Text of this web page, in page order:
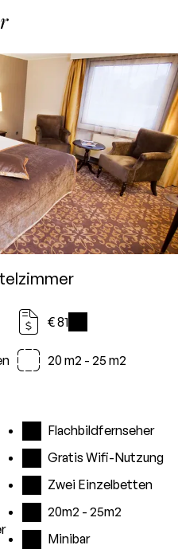
€ 81
20 m2 - 25 m2
Flachbildfernseher
Gratis Wifi-Nutzung
Zwei Einzelbetten
20m2 - 25m2
Minibar